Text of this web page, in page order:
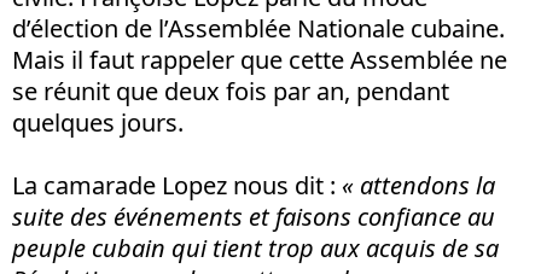
d’élection de l’Assemblée Nationale cubaine.
Mais il faut rappeler que cette Assemblée ne
se réunit que deux fois par an, pendant
quelques jours.
La camarade Lopez nous dit : « attendons la
suite des événements et faisons confiance au
peuple cubain qui tient trop aux acquis de sa